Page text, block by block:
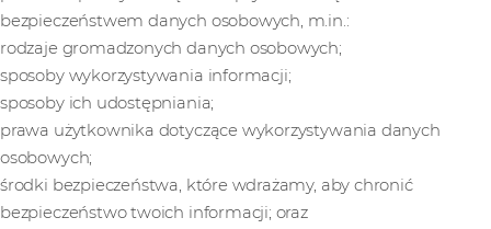
bezpieczeństwem danych osobowych, m.in.:
rodzaje gromadzonych danych osobowych;
sposoby wykorzystywania informacji;
sposoby ich udostępniania;
prawa użytkownika dotyczące wykorzystywania danych
osobowych;
środki bezpieczeństwa, które wdrażamy, aby chronić
bezpieczeństwo twoich informacji; oraz